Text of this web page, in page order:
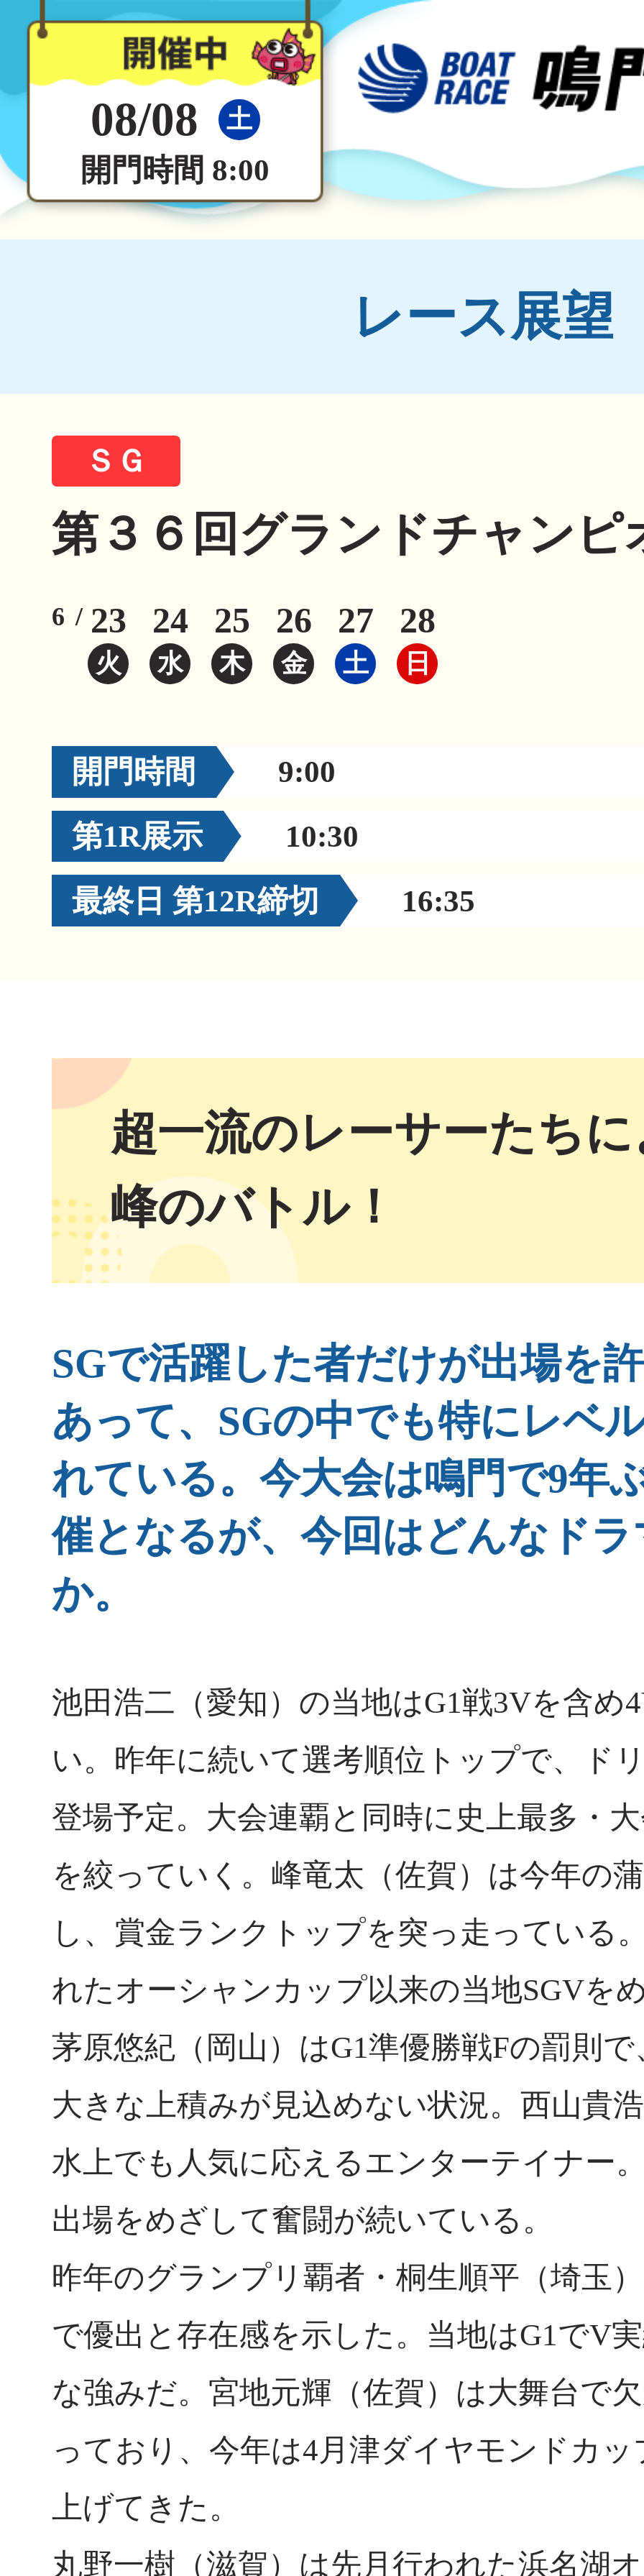
08/08 土
開門時間 8:00
レース展望
ＳＧ
第３６回グランドチャンピ
6 23
火
24
水
25
木
26
金
27
土
28
日
開門時間
9:00
第1R展示
10:30
最終日 第12R締切
16:35
超一流のレーサーたち
峰のバトル！
SGで活躍した者だけが出場を
あって、SGの中でも特にレベ
れている。今大会は鳴門で9年
催となるが、今回はどんなド
か。
池田浩二（愛知）の当地はG1戦3Vを含め
い。昨年に続いて選考順位トップで、ド
登場予定。大会連覇と同時に史上最多・
を絞っていく。峰竜太（佐賀）は今年の
し、賞金ランクトップを突っ走っている
れたオーシャンカップ以来の当地SGVを
茅原悠紀（岡山）はG1準優勝戦Fの罰則
大きな上積みが見込めない状況。西山貴
水上でも人気に応えるエンターテイナー
出場をめざして奮闘が続いている。
昨年のグランプリ覇者・桐生順平（埼玉
で優出と存在感を示した。当地はG1でV
な強みだ。宮地元輝（佐賀）は大舞台で
っており、今年は4月津ダイヤモンドカ
上げてきた。
丸野一樹（滋賀）は先月行われた浜名湖